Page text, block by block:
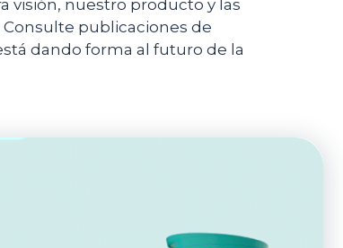
visión, nuestro producto y las
publicaciones de
dando forma al futuro de la